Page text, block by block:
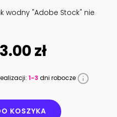
wodny "Adobe Stock" nie
zł
1-3 dni robocze
KOSZYKA